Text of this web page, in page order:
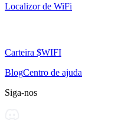
Localizor de WiFi
Carteira $WIFI
BlogCentro de ajuda
Siga-nos